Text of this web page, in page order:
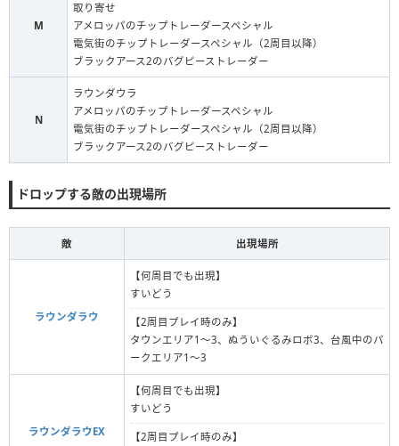
M
取り寄せ
アメロッパのチップトレーダースペシャル
電気街のチップトレーダースペシャル（2周目以降）
ブラックアース2のバグピーストレーダー
N
ラウンダウラ
アメロッパのチップトレーダースペシャル
電気街のチップトレーダースペシャル（2周目以降）
ブラックアース2のバグピーストレーダー
ドロップする敵の出現場所
敵 出現場所
ラウンダラウ
【何周目でも出現】
すいどう
【2周目プレイ時のみ】
タウンエリア1〜3、ぬういぐるみロボ3、台風中のパ
ークエリア1〜3
ラウンダラウEX
【何周目でも出現】
すいどう
【2周目プレイ時のみ】